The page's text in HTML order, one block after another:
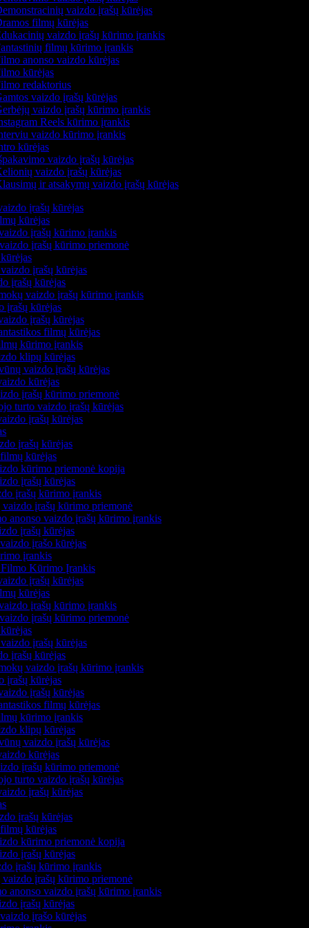
vaizdo įrašų kūrėjas
filmų kūrėjas
vaizdo įrašų kūrimo įrankis
filmų kūrimo įrankis
anonso vaizdo kūrėjas
kūrėjas
redaktorius
vaizdo įrašų kūrėjas
vaizdo įrašų kūrimo įrankis
Reels kūrimo įrankis
vaizdo kūrimo įrankis
kūrėjas
vaizdo įrašų kūrėjas
vaizdo įrašų kūrėjas
ir atsakymų vaizdo įrašų kūrėjas
įrašų kūrėjas
kūrėjas
įrašų kūrimo įrankis
įrašų kūrimo priemonė
vaizdo įrašų kūrėjas
įrašų kūrėjas
vaizdo įrašų kūrimo įrankis
įrašų kūrėjas
įrašų kūrėjas
filmų kūrėjas
kūrimo įrankis
klipų kūrėjas
vaizdo įrašų kūrėjas
kūrėjas
įrašų kūrimo priemonė
turto vaizdo įrašų kūrėjas
įrašų kūrėjas
įrašų kūrėjas
filmų kūrėjas
kūrimo priemonė kopija
įrašų kūrėjas
įrašų kūrimo įrankis
vaizdo įrašų kūrimo priemonė
anonso vaizdo įrašų kūrimo įrankis
įrašų kūrėjas
įrašo kūrėjas
įrankis
Filmo Kūrimo Įrankis
įrašų kūrėjas
kūrėjas
įrašų kūrimo įrankis
įrašų kūrimo priemonė
vaizdo įrašų kūrėjas
įrašų kūrėjas
vaizdo įrašų kūrimo įrankis
įrašų kūrėjas
įrašų kūrėjas
filmų kūrėjas
kūrimo įrankis
klipų kūrėjas
vaizdo įrašų kūrėjas
kūrėjas
įrašų kūrimo priemonė
turto vaizdo įrašų kūrėjas
įrašų kūrėjas
įrašų kūrėjas
filmų kūrėjas
kūrimo priemonė kopija
įrašų kūrėjas
įrašų kūrimo įrankis
vaizdo įrašų kūrimo priemonė
anonso vaizdo įrašų kūrimo įrankis
įrašų kūrėjas
įrašo kūrėjas